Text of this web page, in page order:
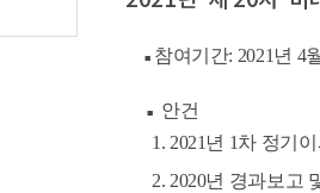
■ 참여기간: 2021년 4
■
안건
1. 2021년 1차 정기
2. 2020년 경과보고